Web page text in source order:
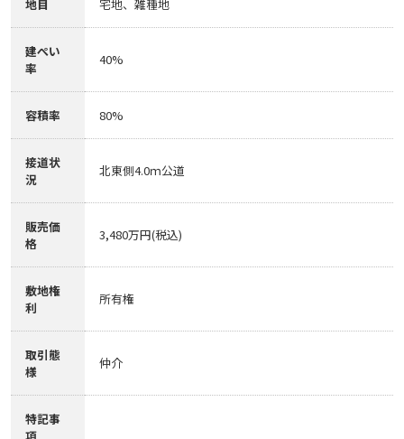
地目 宅地、雑種地
建ぺい
率
40%
容積率 80%
接道状
況
北東側4.0ｍ公道
販売価
格
3,480万円(税込)
敷地権
利
所有権
取引態
様
仲介
特記事